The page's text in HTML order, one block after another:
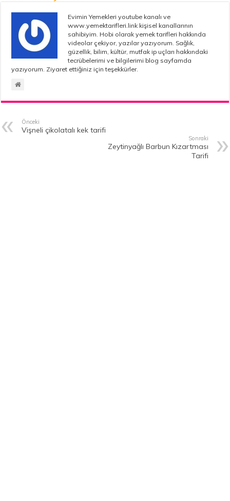
Evimin Yemekleri youtube kanalı ve
www.yemektarifleri.link kişisel kanallarının
sahibiyim. Hobi olarak yemek tarifleri hakkında
videolar çekiyor, yazılar yazıyorum. Sağlık,
güzellik, bilim, kültür, mutfak ip uçları hakkındaki
tecrübelerimi ve bilgilerimi blog sayfamda
yazıyorum. Ziyaret ettiğiniz için teşekkürler.
Önceki
Vişneli çikolatalı kek tarifi
Sonraki
Zeytinyağlı Barbun Kızartması
Tarifi